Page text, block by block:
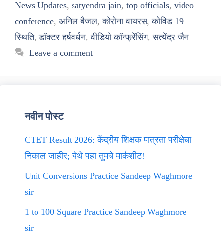
News Updates, satyendra jain, top officials, video
conference, अनिल बैजल,कोरोना वायरस,कोविड 19
स्थिति,डॉक्टर हर्षवर्धन,वीडियो कॉन्फ्रेंसिंग,सत्येंद्र जैन
Leave a comment
नवीन पोस्ट
CTET Result 2026: केंद्रीय शिक्षक पात्रता परीक्षेचा
निकाल जाहीर; येथे पहा तुमचे मार्कशीट!
Unit Conversions Practice Sandeep Waghmore
sir
1 to 100 Square Practice Sandeep Waghmore
sir